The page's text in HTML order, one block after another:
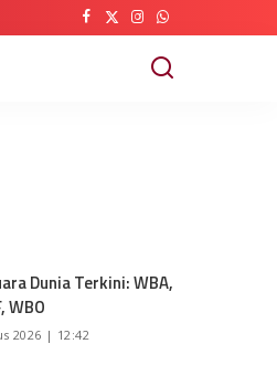
Dunia Terkini: WBA,
WBO
2026 | 12:42